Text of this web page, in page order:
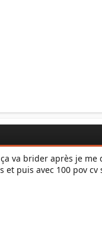
va brider après je
puis avec 100 pov